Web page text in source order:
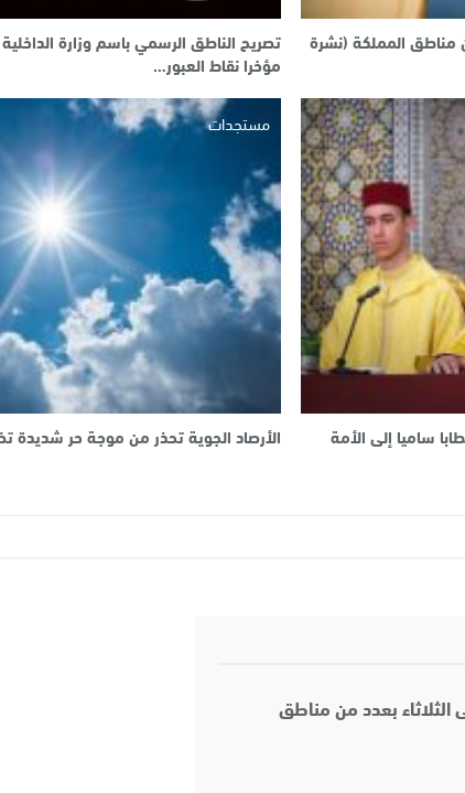
مناطق المملكة (نشرة تصريح الناطق الرسمي باسم وزارة
مؤخرا نقاط العبور…
ساميا إلى الأمة
مستجدات
الأرصاد الجوية تحذر من موجة حر
الثلاثاء بعدد من مناطق